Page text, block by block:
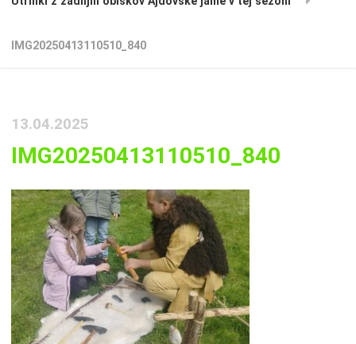
IMG20250413110510_840
13.04.2025
IMG20250413110510_840